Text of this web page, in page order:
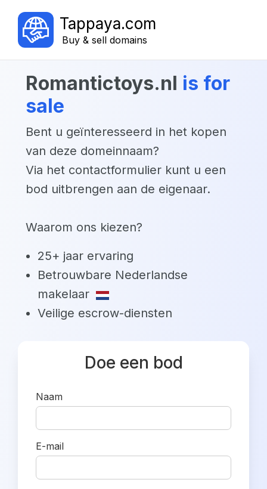
Tappaya.com
Buy & sell domains
romantictoys.nl is for
sale
Bent u geïnteresseerd in het kopen
van deze domeinnaam?
Via het contactformulier kunt u een
bod uitbrengen aan de eigenaar.
Waarom ons kiezen?
25+ jaar ervaring
Betrouwbare Nederlandse
makelaar
Veilige escrow-diensten
Doe een bod
Naam
E-mail